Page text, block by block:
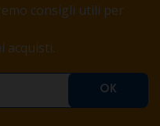
consigli utili per
acquisti.